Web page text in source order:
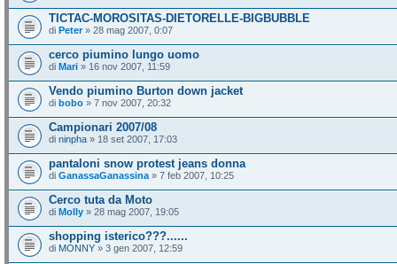
TICTAC-MOROSITAS-DIETORELLE-BIGBUBBLE
di Peter» 28 mag 2007, 0:07
cerco piumino lungo uomo
di Mari » 16 nov 2007, 11:59
Vendo piumino Burton down jacket
di bobo » 7 nov 2007, 20:32
Campionari 2007/08
di ninpha » 18 set 2007, 17:03
pantaloni snow protest jeans donna
di GanassaGanassina » 7 feb 2007, 10:25
Cerco tuta da Moto
di Molly » 28 mag 2007, 19:05
shopping isterico???......
di MONNY » 3 gen 2007, 12:59